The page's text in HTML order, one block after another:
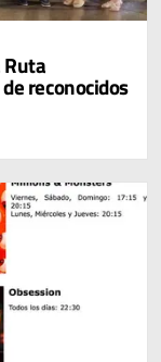
Ruta
reconocidos